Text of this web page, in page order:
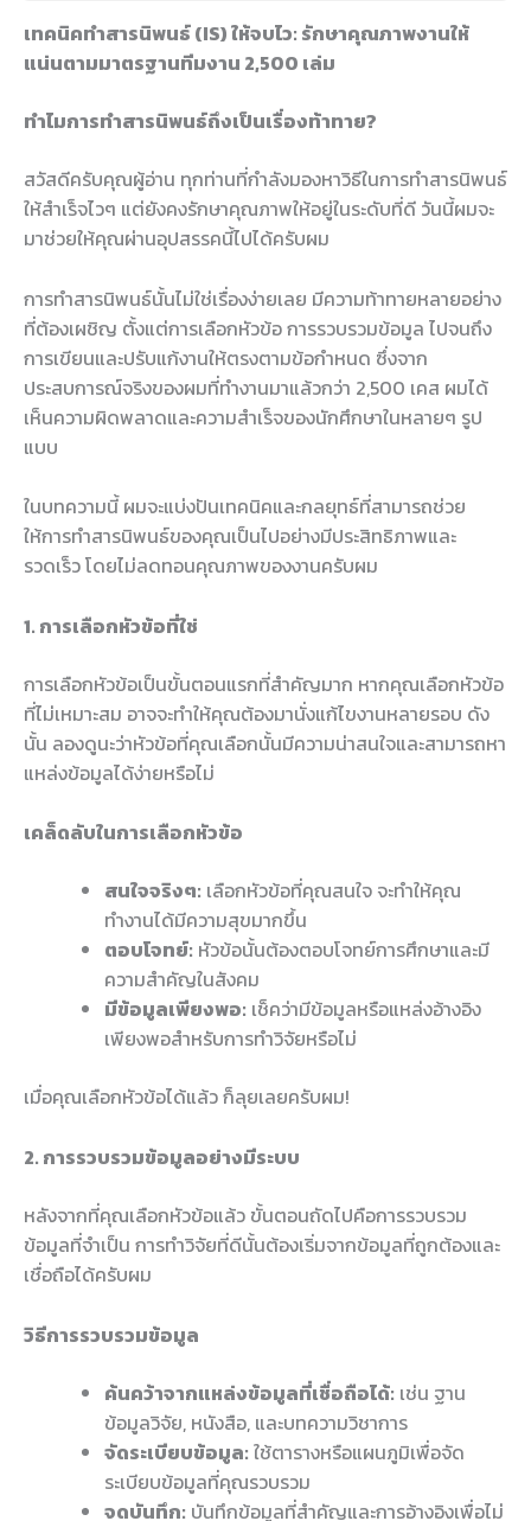
เทคนิคทำสารนิพนธ์ (IS) ให้จบไว: รักษาคุณภาพงานให้
แน่นตามมาตรฐานทีมงาน 2,500 เล่ม
ทำไมการทำสารนิพนธ์ถึงเป็นเรื่องท้าทาย?
สวัสดีครับคุณผู้อ่าน ทุกท่านที่กำลังมองหาวิธีในการทำสารนิพนธ์
ให้สำเร็จไวๆ แต่ยังคงรักษาคุณภาพให้อยู่ในระดับที่ดี วันนี้ผมจะ
มาช่วยให้คุณผ่านอุปสรรคนี้ไปได้ครับผม
การทำสารนิพนธ์นั้นไม่ใช่เรื่องง่ายเลย มีความท้าทายหลายอย่าง
ที่ต้องเผชิญ ตั้งแต่การเลือกหัวข้อ การรวบรวมข้อมูล ไปจนถึง
การเขียนและปรับแก้งานให้ตรงตามข้อกำหนด ซึ่งจาก
ประสบการณ์จริงของผมที่ทำงานมาแล้วกว่า 2,500 เคส ผมได้
เห็นความผิดพลาดและความสำเร็จของนักศึกษาในหลายๆ รูป
แบบ
ในบทความนี้ ผมจะแบ่งปันเทคนิคและกลยุทธ์ที่สามารถช่วย
ให้การทำสารนิพนธ์ของคุณเป็นไปอย่างมีประสิทธิภาพและ
รวดเร็ว โดยไม่ลดทอนคุณภาพของงานครับผม
1. การเลือกหัวข้อที่ใช่
การเลือกหัวข้อเป็นขั้นตอนแรกที่สำคัญมาก หากคุณเลือกหัวข้อ
ที่ไม่เหมาะสม อาจจะทำให้คุณต้องมานั่งแก้ไขงานหลายรอบ ดัง
นั้น ลองดูนะว่าหัวข้อที่คุณเลือกนั้นมีความน่าสนใจและสามารถหา
แหล่งข้อมูลได้ง่ายหรือไม่
เคล็ดลับในการเลือกหัวข้อ
สนใจจริงๆ: เลือกหัวข้อที่คุณสนใจ จะทำให้คุณ
ทำงานได้มีความสุขมากขึ้น
ตอบโจทย์: หัวข้อนั้นต้องตอบโจทย์การศึกษาและมี
ความสำคัญในสังคม
มีข้อมูลเพียงพอ: เช็คว่ามีข้อมูลหรือแหล่งอ้างอิง
เพียงพอสำหรับการทำวิจัยหรือไม่
เมื่อคุณเลือกหัวข้อได้แล้ว ก็ลุยเลยครับผม!
2. การรวบรวมข้อมูลอย่างมีระบบ
หลังจากที่คุณเลือกหัวข้อแล้ว ขั้นตอนถัดไปคือการรวบรวม
ข้อมูลที่จำเป็น การทำวิจัยที่ดีนั้นต้องเริ่มจากข้อมูลที่ถูกต้องและ
เชื่อถือได้ครับผม
วิธีการรวบรวมข้อมูล
ค้นคว้าจากแหล่งข้อมูลที่เชื่อถือได้: เช่น ฐาน
ข้อมูลวิจัย, หนังสือ, และบทความวิชาการ
จัดระเบียบข้อมูล: ใช้ตารางหรือแผนภูมิเพื่อจัด
ระเบียบข้อมูลที่คุณรวบรวม
จดบันทึก: บันทึกข้อมูลที่สำคัญและการอ้างอิงเพื่อไม่